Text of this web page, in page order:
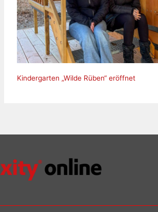
Kindergarten „Wilde Rüben“ eröffnet